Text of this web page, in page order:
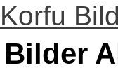
Korfu
Bilder